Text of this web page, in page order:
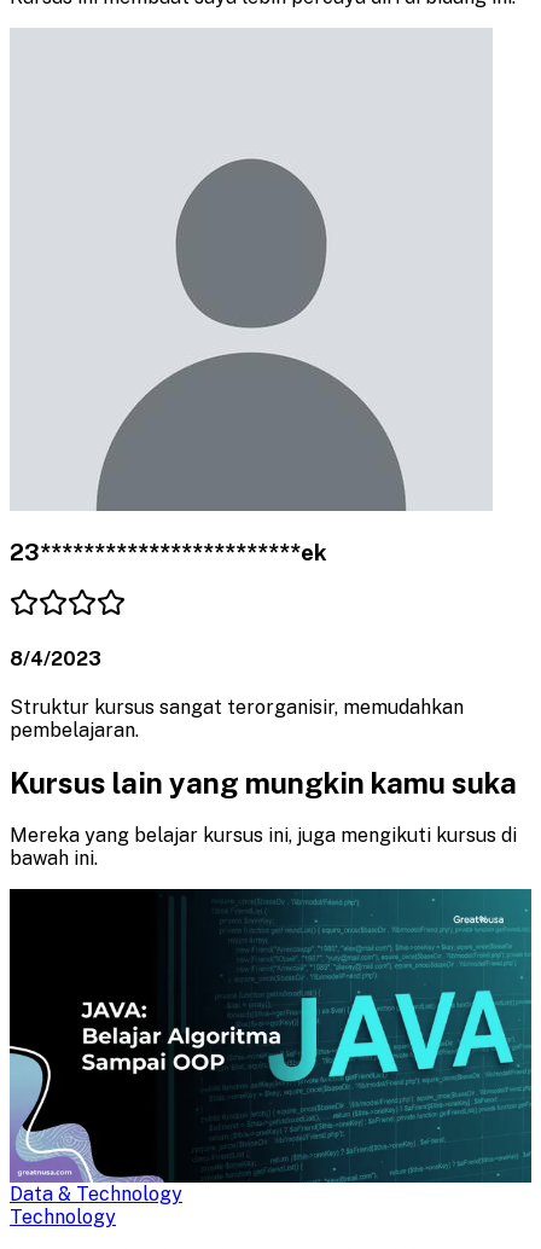
23************************ek
8/4/2023
Struktur kursus sangat terorganisir, memudahkan
pembelajaran.
Kursus lain yang mungkin kamu suka
Mereka yang belajar kursus ini, juga mengikuti kursus di
bawah ini.
Data & Technology
Technology